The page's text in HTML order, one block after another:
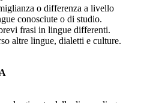
o differenza a livello
conosciute o di studio.
frasi in lingue differenti.
altre lingue, dialetti e culture.